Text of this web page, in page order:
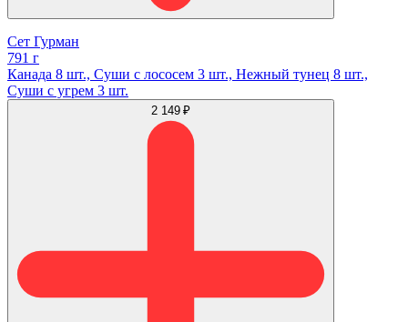
Сет Гурман
791 г
Канада 8 шт., Суши с лососем 3 шт., Нежный тунец 8 шт.,
Суши с угрем 3 шт.
2 149 ₽